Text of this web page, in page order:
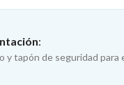
:
y tapón de seguridad para